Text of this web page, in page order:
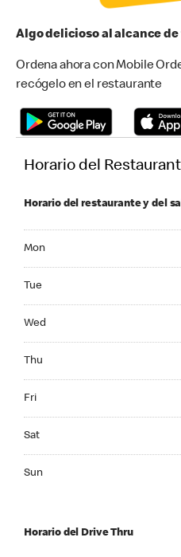
Algo delicioso al alcance de
Ordena ahora con Mobile
recógelo en el restaurante
Horario del
Horario del restaurante y del
Mon
Tue
Wed
Thu
Fri
Sat
Sun
Horario del Drive Thru